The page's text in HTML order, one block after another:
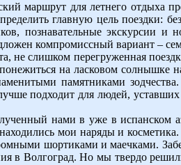
маршрут для летнего отдыха
главную цель поездки:
познавательные экскурсии
компромиссный вариант –
не слишком перегруженная
на ласковом солнышке
памятниками
подходит для людей,
нами в уже в испанском
мои наряды и
шортиками и маечками.
в Волгоград. Но мы твердо